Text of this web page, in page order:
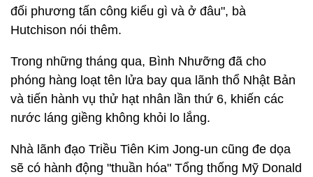
đối phương tấn công kiểu gì và ở đâu", bà
Hutchison nói thêm.
Trong những tháng qua, Bình Nhưỡng đã cho
phóng hàng loạt tên lửa bay qua lãnh thổ Nhật Bản
và tiến hành vụ thử hạt nhân lần thứ 6, khiến các
nước láng giềng không khỏi lo lắng.
Nhà lãnh đạo Triều Tiên Kim Jong-un cũng đe dọa
sẽ có hành động "thuần hóa" Tổng thống Mỹ Donald